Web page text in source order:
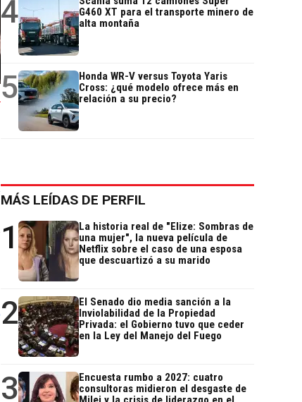
4
G460 XT para el transporte minero de
alta montaña
5
Honda WR-V versus Toyota Yaris
Cross: ¿qué modelo ofrece más en
relación a su precio?
MÁS LEÍDAS DE PERFIL
1
La historia real de "Elize: Sombras de
una mujer", la nueva película de
Netflix sobre el caso de una esposa
que descuartizó a su marido
2
El Senado dio media sanción a la
Inviolabilidad de la Propiedad
Privada: el Gobierno tuvo que ceder
en la Ley del Manejo del Fuego
3
Encuesta rumbo a 2027: cuatro
consultoras midieron el desgaste de